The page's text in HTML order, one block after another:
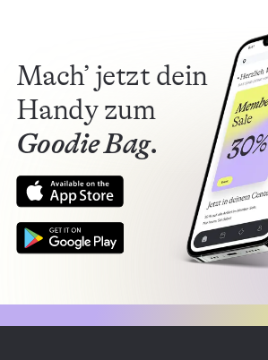
Mach’ jetzt dein
Handy zum
Goodie Bag.